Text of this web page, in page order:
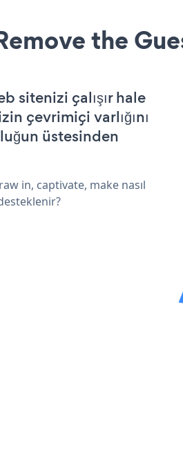
the
sitenizi çalışır hale
çevrimiçi varlığını
üstesinden
in, captivate, make nasıl